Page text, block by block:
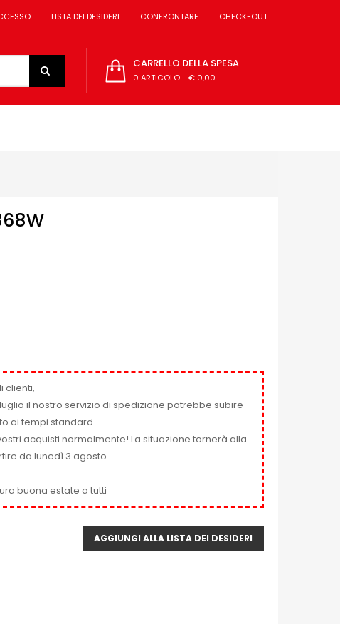
LISTA DEI DESIDERI CONFRONTARE CHECK-OUT
CARRELLO DELLA SPESA
0 ARTICOLO- € 0,00
clienti,
il nostro servizio di spedizione potrebbe subire
ai tempi standard.
acquisti normalmente! La situazione tornerà alla
da lunedì 3 agosto.
buona estate a tutti
AGGIUNGI ALLA LISTA DEI DESIDERI